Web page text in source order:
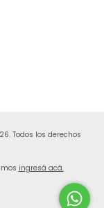
Todos los derechos
ingresá acá.